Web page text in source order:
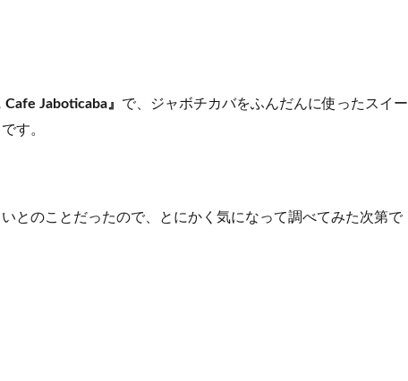
Cafe Jaboticaba』 で、ジャボチカバをふんだんに使ったスイー
す。
とのことだったので、とにかく気になって調べてみた次第で